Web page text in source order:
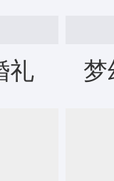
礼 梦